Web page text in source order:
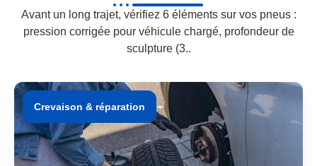
Avant un long trajet, vérifiez 6 éléments sur vos pneus :
pression corrigée pour véhicule chargé, profondeur de
sculpture (3..
Crevaison & réparation